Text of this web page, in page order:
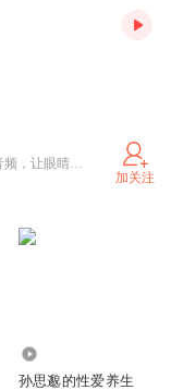
我是一名健康管理师，看累了，就听听音频，让眼睛休息一下。
加关注
孙思邈的性爱养生